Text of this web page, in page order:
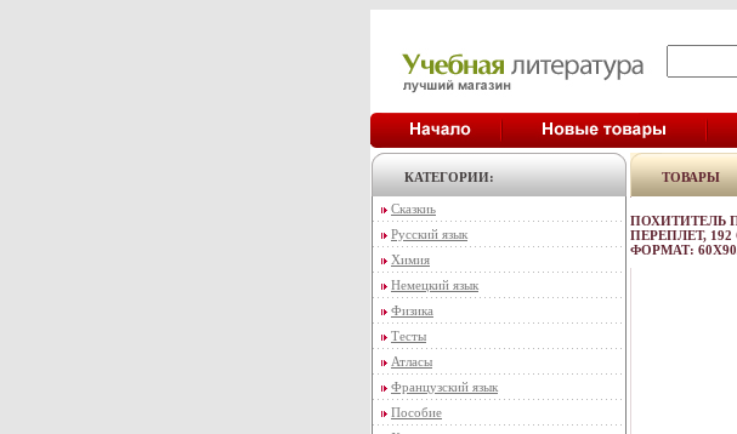
КАТЕГОРИИ:
Сказкиь
Русский язык
Химия
Немецкий язык
Физика
Тесты
Атласы
Французский язык
Пособие
ТОВАРЫ
ПОХИТИТЕЛЬ
ПЕРЕПЛЕТ, 192
ФОРМАТ: